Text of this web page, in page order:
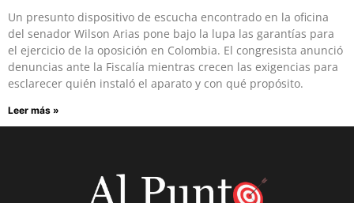
Un presunto dispositivo de escucha encontrado en la oficina
del senador Wilson Arias pone bajo la lupa las garantías para
el ejercicio de la oposición en Colombia. El congresista anunció
denuncias ante la Fiscalía mientras crecen las exigencias para
esclarecer quién instaló el aparato y con qué propósito.
Leer más »